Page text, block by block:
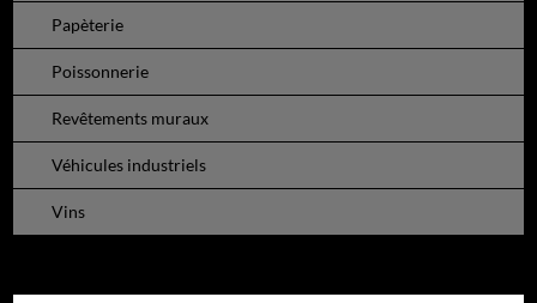
Papèterie
Poissonnerie
Revêtements muraux
Véhicules industriels
Vins